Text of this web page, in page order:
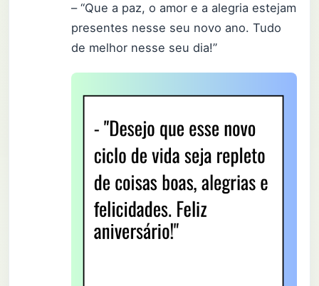
– “Que a paz, o amor e a alegria estejam
presentes nesse seu novo ano. Tudo
de melhor nesse seu dia!”